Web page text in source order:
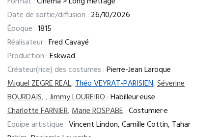
Date de sortie/diffusion : 26/10/2026
Époque :1815
Réalisateur :Fred Cavayé
Production :Eskwad
Créateur(rice) des costumes :Pierre-Jean Laroque
Miguel ZEGRE REAL,Théo VEYRAT-PARISIEN,Séverine
BOURDAIS,,Jimmy LOUREIRO:Habilleur·euse
Charlotte FARNIER,Marie ROSPABE:Costumier·e
Equipe artistique :Vincent Lindon, Camille Cottin, Tahar